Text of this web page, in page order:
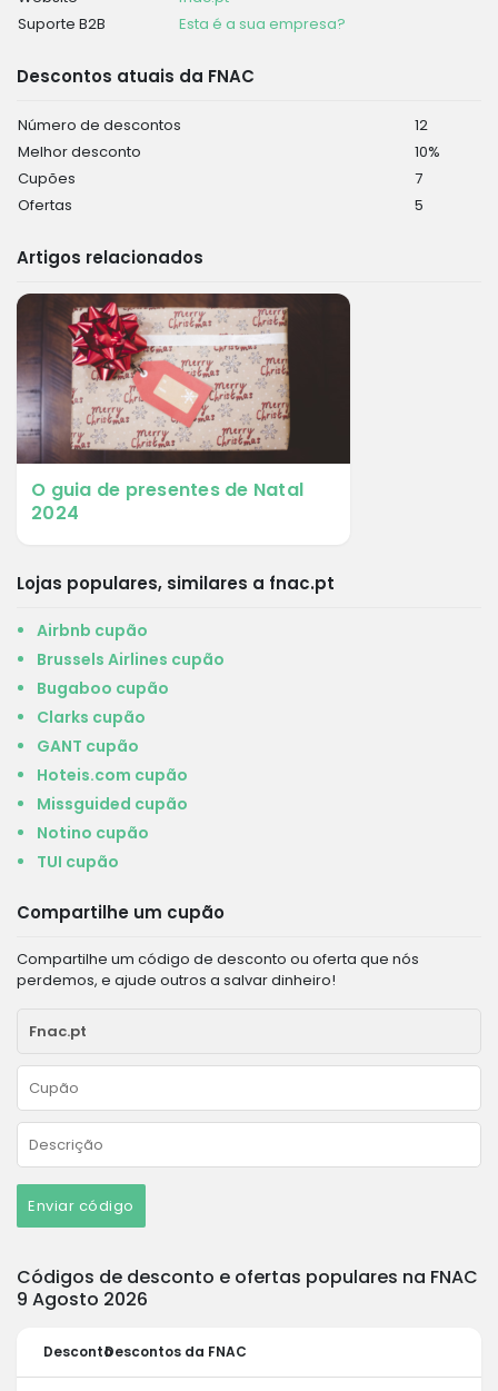
Suporte B2B
Esta é a sua empresa?
Descontos atuais da FNAC
Número de descontos
12
Melhor desconto
10%
Cupões
7
Ofertas
5
Artigos relacionados
O guia de presentes de Natal
2024
Lojas populares, similares a fnac.pt
Airbnb cupão
Brussels Airlines cupão
Bugaboo cupão
Clarks cupão
GANT cupão
Hoteis.com cupão
Missguided cupão
Notino cupão
TUI cupão
Compartilhe um cupão
Compartilhe um código de desconto ou oferta que nós
perdemos, e ajude outros a salvar dinheiro!
Enviar código
Códigos de desconto e ofertas populares na FNAC
9 Agosto 2026
DescontoDescontos da FNAC